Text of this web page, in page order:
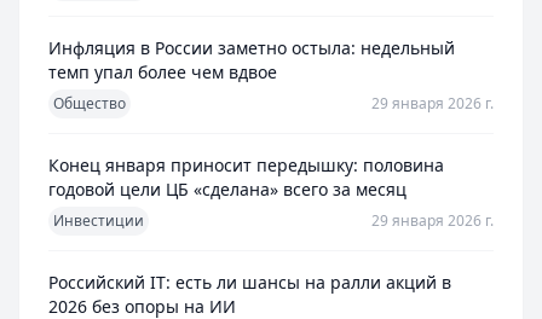
Инфляция в России заметно остыла: недельный
темп упал более чем вдвое
Общество 29 января 2026 г.
Конец января приносит передышку: половина
годовой цели ЦБ «сделана» всего за месяц
Инвестиции 29 января 2026 г.
Российский IT: есть ли шансы на ралли акций в
2026 без опоры на ИИ